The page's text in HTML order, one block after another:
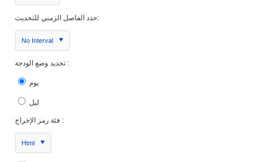
حدد الفاصل الزمني للتحديث:
No Interval
تحديد وضع الودجة :
يوم
ليل
فئة رمز الإخراج :
Html